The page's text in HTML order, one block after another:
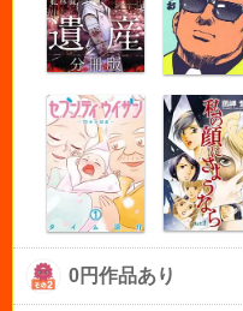
0円作品あり